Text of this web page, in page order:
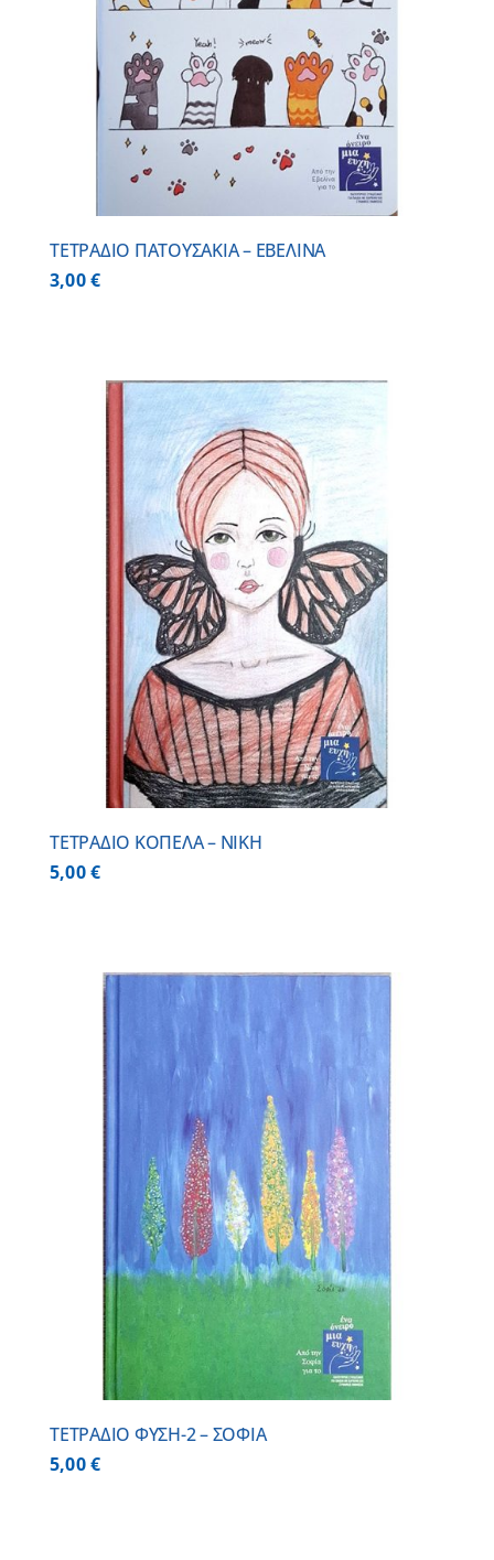
ΤΕΤΡΑΔΙΟ ΠΑΤΟΥΣΑΚΙΑ – ΕΒΕΛΙΝΑ
3,00€
ΤΕΤΡΑΔΙΟ ΚΟΠΕΛΑ – ΝΙΚΗ
5,00€
ΤΕΤΡΑΔΙΟ ΦΥΣΗ-2 – ΣΟΦΙΑ
5,00€